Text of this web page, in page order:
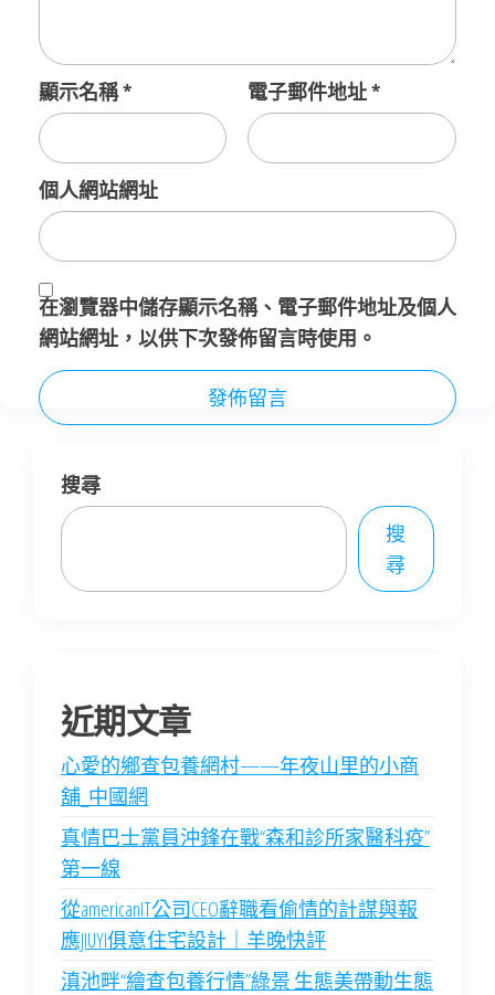
顯示名稱* 電子郵件地址*
個人網站網址
在瀏覽器中儲存顯示名稱、電子郵件地址及個人
網站網址，以供下次發佈留言時使用。
搜尋
搜
尋
近期文章
心愛的鄉查包養網村——年夜山里的小商
舖_中國網
真情巴士黨員沖鋒在戰“森和診所家醫科疫”
第一線
從americanIT公司CEO辭職看偷情的計謀與報
應JIUYI俱意住宅設計｜羊晚快評
滇池畔“繪查包養行情”綠景 生態美帶動生態